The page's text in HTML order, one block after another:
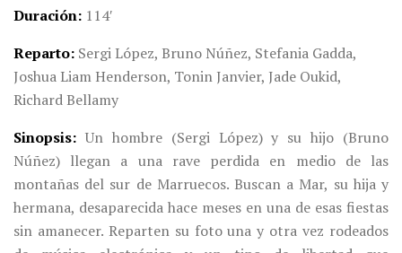
Duración 114′
Reparto Sergi López, Bruno Núñez, Stefania Gadda,
Joshua Liam Henderson, Tonin Janvier, Jade Oukid,
Richard Bellamy
Sinopsis
Un hombre (Sergi López) y su hijo (Bruno
Núñez) llegan a una rave perdida en medio de las
montañas del sur de Marruecos. Buscan a Mar, su hija y
hermana, desaparecida hace meses en una de esas fiestas
sin amanecer. Reparten su foto una y otra vez rodeados